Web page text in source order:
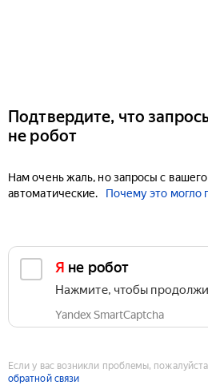
Подтвердите, что
не робот
Нам очень жаль, но запросы с
автоматические.
Почему это могло
Я не робот
Нажмите, чтобы
Yandex SmartCaptcha
Если у вас возникли проблемы,
обратной связи